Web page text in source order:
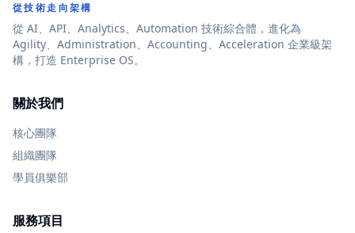
從技術走向架構
從 AI、API、Analytics、Automation 技術綜合體，進化為
Agility、Administration、Accounting、Acceleration 企業級架
構，打造 Enterprise OS。
關於我們
核心團隊
組織團隊
學員俱樂部
服務項目